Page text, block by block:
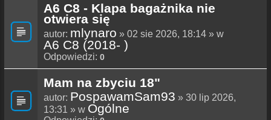
A6 C8 - Klapa bagażnika nie
otwiera się
autor: mlynaro » 02 sie 2026, 18:14 » w
A6 C8 (2018- )
Odpowiedzi: 0
Mam na zbyciu 18"
autor: PospawamSam93 » 30 lip 2026,
13:31 » w Ogólne